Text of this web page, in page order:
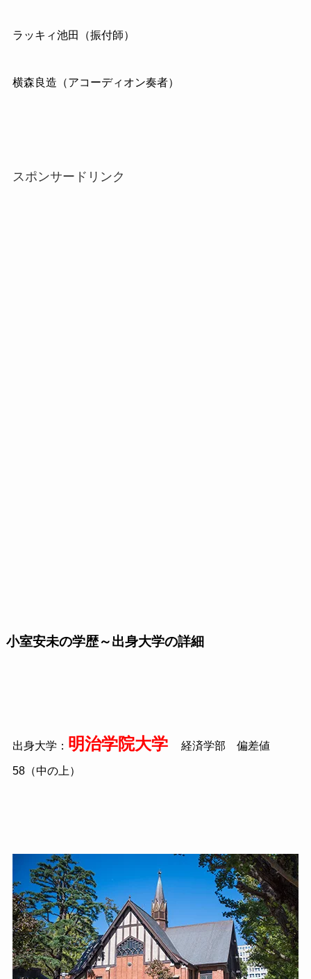
ラッキィ池田（振付師）
横森良造（アコーディオン奏者）
スポンサードリンク
小室安未の学歴～出身大学の詳細
出身大学： 明治学院大学 経済学部 偏差値
58（中の上）